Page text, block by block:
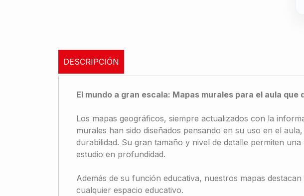
DESCRIPCIÓN
El mundo a gran escala: Mapas murales para el aula que
Los mapas geográficos, siempre actualizados con la
murales han sido diseñados pensando en su uso en el
durabilidad. Su gran tamaño y nivel de detalle permiten
estudio en profundidad.
Además de su función educativa, nuestros mapas
cualquier espacio educativo.